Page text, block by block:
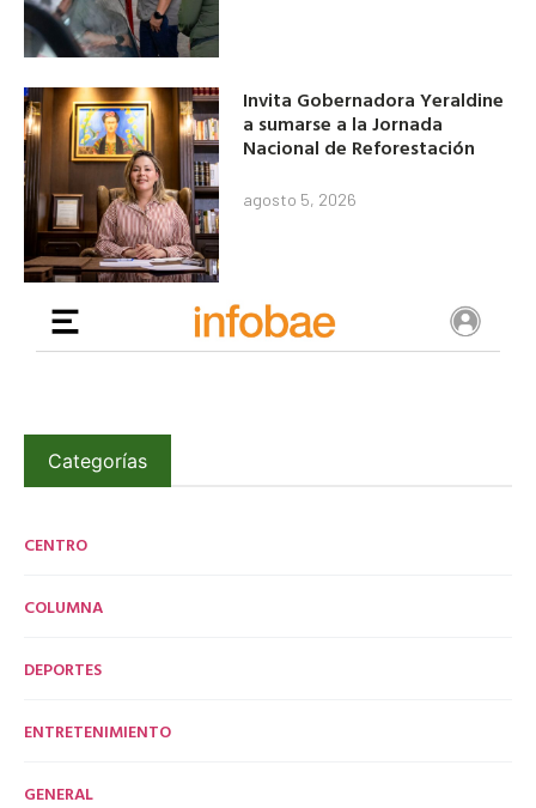
Invita Gobernadora Yeraldine
a sumarse a la Jornada
Nacional de Reforestación
agosto 5, 2026
Categorías
CENTRO
COLUMNA
DEPORTES
ENTRETENIMIENTO
GENERAL